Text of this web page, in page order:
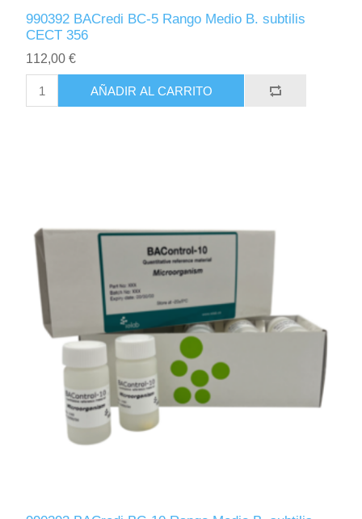
990392 BACredi BC-5 Rango Medio B. subtilis
CECT 356
112,00 €
AÑADIR AL CARRITO